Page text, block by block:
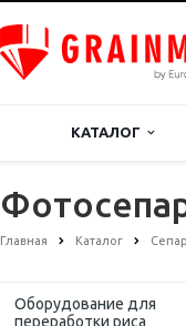
КАТАЛОГ
Главная Каталог
Оборудование для
переработки риса